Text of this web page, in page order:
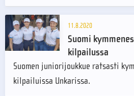
11.8.2020
Suomi
kilpailussa
Suomen juniorijoukkue ratsasti
kilpailuissa Unkarissa.